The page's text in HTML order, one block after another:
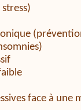
face à